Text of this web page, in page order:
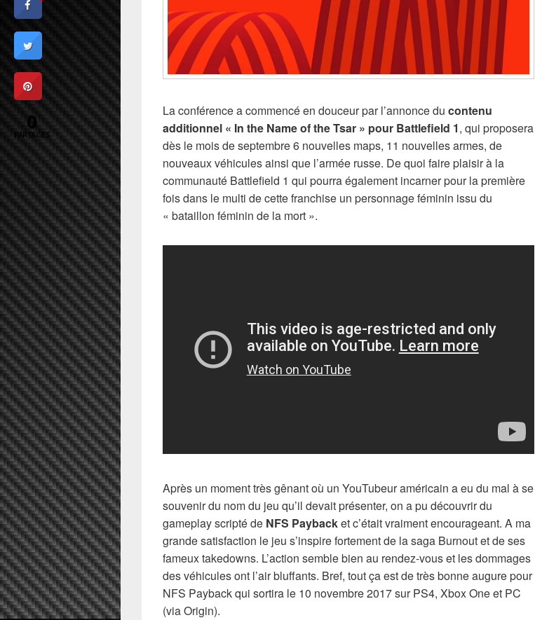
La conférence a commencé en douceur par l’annonce du contenu
additionnel « In the Name of the Tsar » pour Battlefield 1, qui proposera
dès le mois de septembre 6 nouvelles maps, 11 nouvelles armes, de
nouveaux véhicules ainsi que l’armée russe. De quoi faire plaisir à la
communauté Battlefield 1 qui pourra également incarner pour la première
fois dans le multi de cette franchise un personnage féminin issu du
« bataillon féminin de la mort ».
Après un moment très gênant où un YouTubeur américain a eu du mal à se
souvenir du nom du jeu qu’il devait présenter, on a pu découvrir du
gameplay scripté de NFS Paybacket c’était vraiment encourageant. A ma
grande satisfaction le jeu s’inspire fortement de la saga Burnout et de ses
fameux takedowns. L’action semble bien au rendez-vous et les dommages
des véhicules ont l’air bluffants. Bref, tout ça est de très bonne augure pour
NFS Payback qui sortira le 10 novembre 2017 sur PS4, Xbox One et PC
(via Origin).
0
PARTAGES